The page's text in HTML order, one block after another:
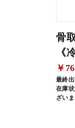
骨
《
￥
最終
在庫
ざいま